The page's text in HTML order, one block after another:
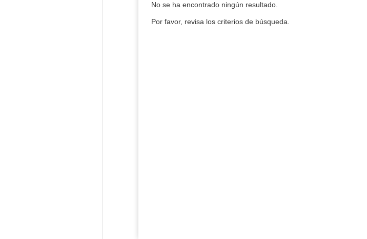
No se ha encontrado ningún resultado.
Por favor, revisa los criterios de búsqueda.